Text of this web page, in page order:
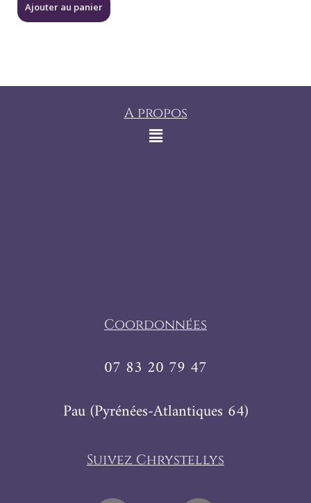
Ajouter au panier
A propos
Coordonnées
07 83 20 79 47
Pau (Pyrénées-Atlantiques 64)
Suivez Chrystellys